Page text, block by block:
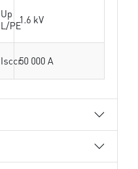
Up
L/PE1.6 kV
Isccr50 000 A